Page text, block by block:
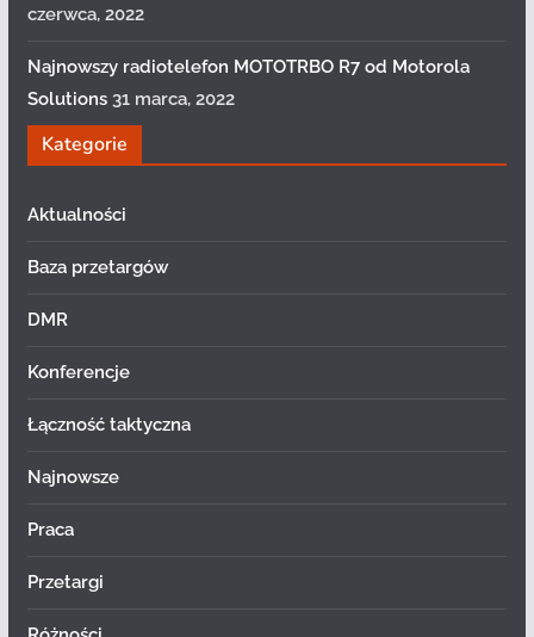
czerwca, 2022
Najnowszy radiotelefon MOTOTRBO R7 od Motorola
Solutions 31 marca, 2022
Kategorie
Aktualności
Baza przetargów
DMR
Konferencje
Łączność taktyczna
Najnowsze
Praca
Przetargi